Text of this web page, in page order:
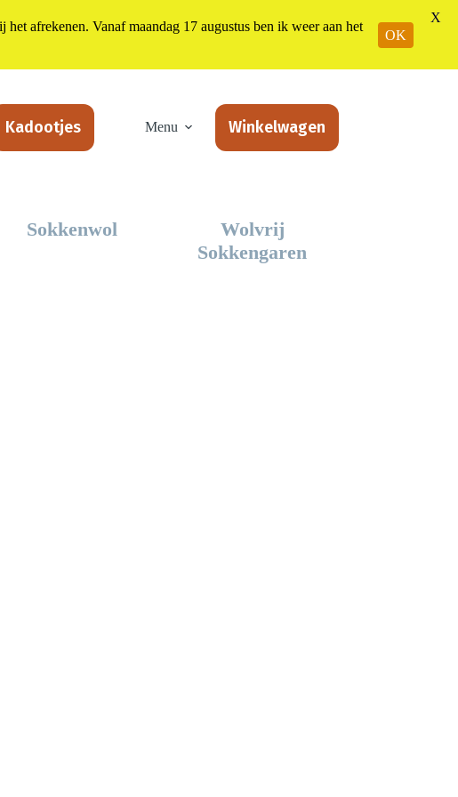
Kadootjes Menu Winkelwagen
Sokkenwol
Wolvrij
Sokkengaren
afrekenen. Vanaf maandag 17 augustus ben ik weer aan het
OK
X